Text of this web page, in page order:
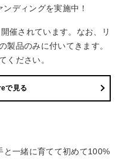
ディングを実施中！
催されています。なお、リ
製品のみに付いてきます。
ください。
で見る
と一緒に育てて初めて100%